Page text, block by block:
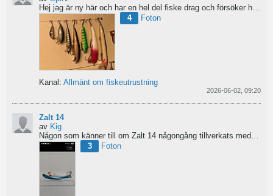
4
Foton
Kanal: Allmänt om fiskeutrustning
2026-06-02, 09:20
Zalt 14
av Kig
Någon som känner till om Zalt 14 någongång tillverkats med fenor?
3
Foton